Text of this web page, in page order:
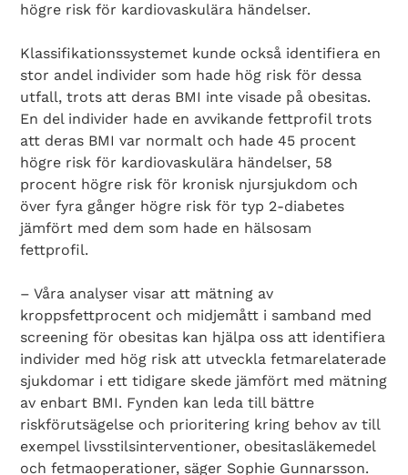
högre risk för kardiovaskulära händelser.
Klassifikationssystemet kunde också identifiera en
stor andel individer som hade hög risk för dessa
utfall, trots att deras BMI inte visade på obesitas.
En del individer hade en avvikande fettprofil trots
att deras BMI var normalt och hade 45 procent
högre risk för kardiovaskulära händelser, 58
procent högre risk för kronisk njursjukdom och
över fyra gånger högre risk för typ 2-diabetes
jämfört med dem som hade en hälsosam
fettprofil.
– Våra analyser visar att mätning av
kroppsfettprocent och midjemått i samband med
screening för obesitas kan hjälpa oss att identifiera
individer med hög risk att utveckla fetmarelaterade
sjukdomar i ett tidigare skede jämfört med mätning
av enbart BMI. Fynden kan leda till bättre
riskförutsägelse och prioritering kring behov av till
exempel livsstilsinterventioner, obesitasläkemedel
och fetmaoperationer, säger Sophie Gunnarsson.